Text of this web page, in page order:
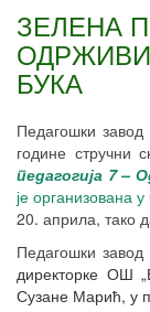
ЗЕЛЕНА
БУКА
Педагошки завод
године стручни
педагогија 7 –
је организована у
20. априла, тако
Педагошки
директорке ОШ
Сузане Марић, у